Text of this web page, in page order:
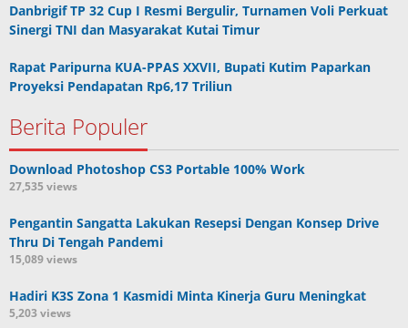
Danbrigif TP 32 Cup I Resmi Bergulir, Turnamen Voli Perkuat
Sinergi TNI dan Masyarakat Kutai Timur
Rapat Paripurna KUA-PPAS XXVII, Bupati Kutim Paparkan
Proyeksi Pendapatan Rp6,17 Triliun
Berita Populer
Download Photoshop CS3 Portable 100% Work
27,535 views
Pengantin Sangatta Lakukan Resepsi Dengan Konsep Drive
Thru Di Tengah Pandemi
15,089 views
Hadiri K3S Zona 1 Kasmidi Minta Kinerja Guru Meningkat
5,203 views